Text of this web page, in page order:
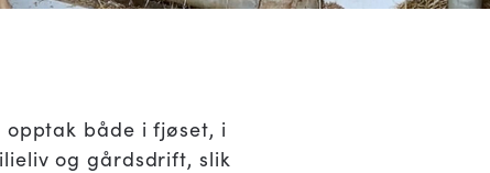
både i fjøset, i
og gårdsdrift, slik